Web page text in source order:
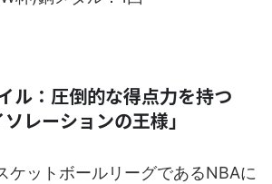
ル：圧倒的な得点力を持つ
ソレーションの王様」
ケットボールリーグであるNBAに